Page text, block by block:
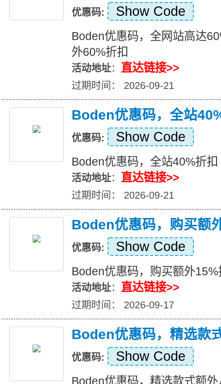
优惠码: Show Code
Boden优惠码，全网站高达
外60%折扣
活动地址： 直达链接>>
过期时间： 2026-09-21
Boden优惠码，全站
优惠码: Show Code
Boden优惠码，全站40%折扣
活动地址： 直达链接>>
过期时间： 2026-09-21
Boden优惠码，购买额
优惠码: Show Code
Boden优惠码，购买额外15%
活动地址： 直达链接>>
过期时间： 2026-09-17
Boden优惠码，精选款
优惠码: Show Code
Boden优惠码，精选款式额